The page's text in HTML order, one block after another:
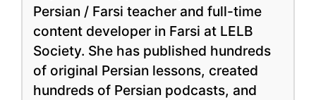
Persian / Farsi teacher and full-time
content developer in Farsi at LELB
Society. She has published hundreds
of original Persian lessons, created
hundreds of Persian podcasts, and